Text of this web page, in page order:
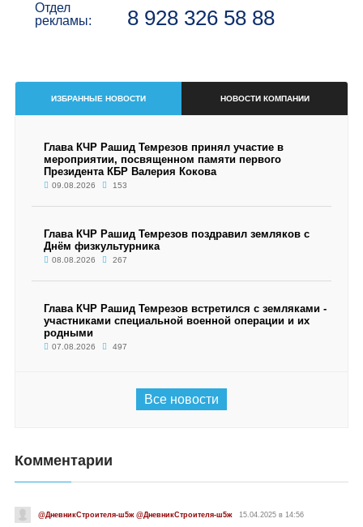
Отдел
рекламы:
8 928 326 58 88
ИЗБРАННЫЕ НОВОСТИ НОВОСТИ КОМПАНИИ
Глава КЧР Рашид Темрезов принял участие в
мероприятии, посвященном памяти первого
Президента КБР Валерия Кокова
09.08.2026 153
Глава КЧР Рашид Темрезов поздравил земляков с
Днём физкультурника
08.08.2026 267
Глава КЧР Рашид Темрезов встретился с земляками -
участниками специальной военной операции и их
родными
07.08.2026 497
Все новости
Комментарии
@ДневникСтроителя-ш5ж @ДневникСтроителя-ш5ж 15.04.2025 в 14:56